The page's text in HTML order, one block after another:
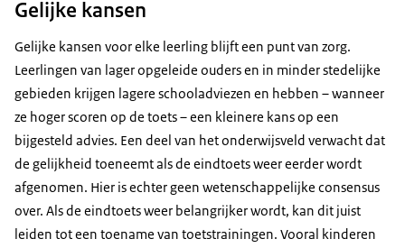
Gelijke kansen
Gelijke kansen voor elke leerling blijft een punt van zorg.
Leerlingen van lager opgeleide ouders en in minder stedelijke
gebieden krijgen lagere schooladviezen en hebben – wanneer
ze hoger scoren op de toets – een kleinere kans op een
bijgesteld advies. Een deel van het onderwijsveld verwacht dat
de gelijkheid toeneemt als de eindtoets weer eerder wordt
afgenomen. Hier is echter geen wetenschappelijke consensus
over. Als de eindtoets weer belangrijker wordt, kan dit juist
leiden tot een toename van toetstrainingen. Vooral kinderen